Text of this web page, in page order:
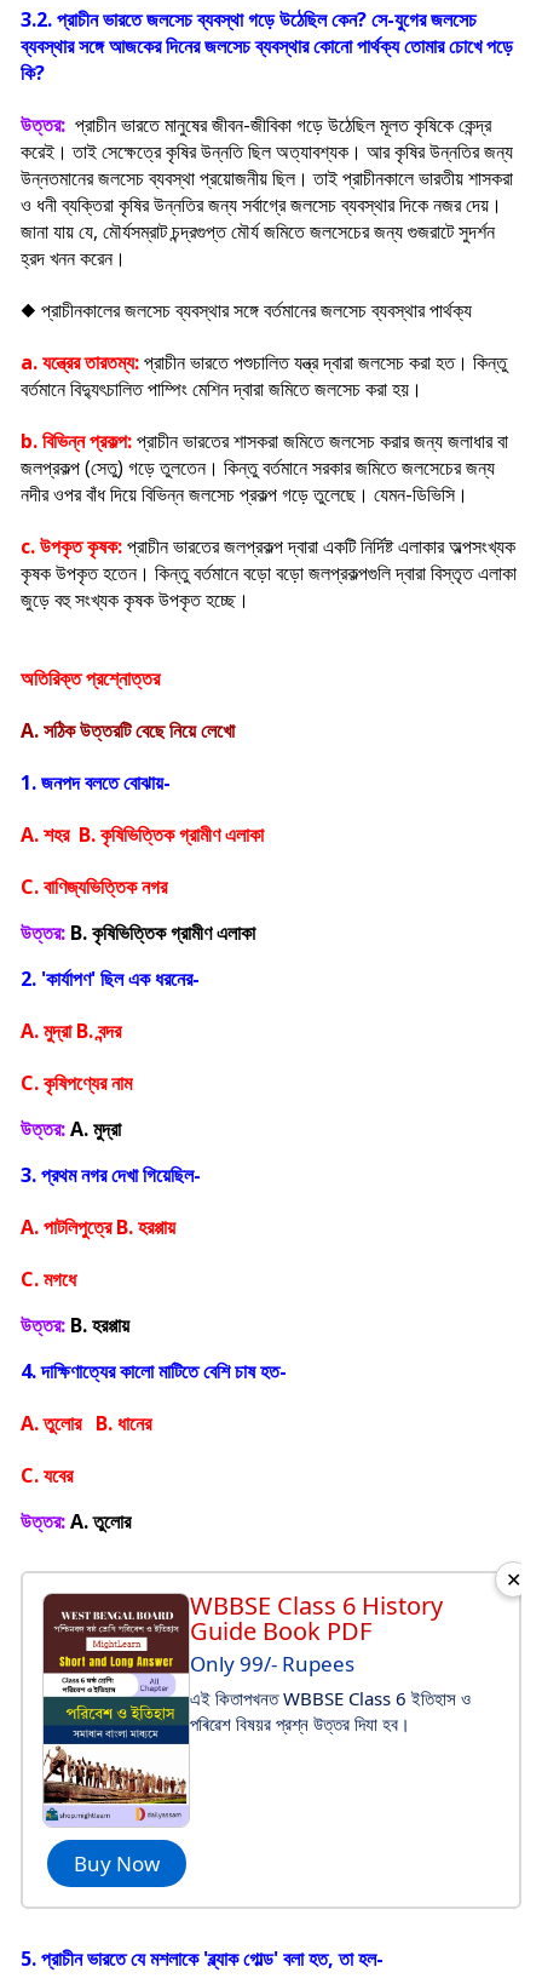
3.2. প্রাচীন ভারতে জলসেচ ব্যবস্থা গড়ে উঠেছিল কেন? সে-যুগের জলসেচ
ব্যবস্থার সঙ্গে আজকের দিনের জলসেচ ব্যবস্থার কোনো পার্থক্য তোমার চোখে পড়ে
কি?
উত্তর: প্রাচীন ভারতে মানুষের জীবন-জীবিকা গড়ে উঠেছিল মূলত কৃষিকে কেন্দ্র
করেই। তাই সেক্ষেত্রে কৃষির উন্নতি ছিল অত্যাবশ্যক। আর কৃষির উন্নতির জন্য
উন্নতমানের জলসেচ ব্যবস্থা প্রয়োজনীয় ছিল। তাই প্রাচীনকালে ভারতীয় শাসকরা
ও ধনী ব্যক্তিরা কৃষির উন্নতির জন্য সর্বাগ্রে জলসেচ ব্যবস্থার দিকে নজর দেয়।
জানা যায় যে, মৌর্যসম্রাট চন্দ্রগুপ্ত মৌর্য জমিতে জলসেচের জন্য গুজরাটে সুদর্শন
হ্রদ খনন করেন।
◆ প্রাচীনকালের জলসেচ ব্যবস্থার সঙ্গে বর্তমানের জলসেচ ব্যবস্থার পার্থক্য
a. যন্ত্রের তারতম্য:প্রাচীন ভারতে পশুচালিত যন্ত্র দ্বারা জলসেচ করা হত। কিন্তু
বর্তমানে বিদ্যুৎচালিত পাম্পিং মেশিন দ্বারা জমিতে জলসেচ করা হয়।
b. বিভিন্ন প্রকল্প:প্রাচীন ভারতের শাসকরা জমিতে জলসেচ করার জন্য জলাধার বা
জলপ্রকল্প (সেতু) গড়ে তুলতেন। কিন্তু বর্তমানে সরকার জমিতে জলসেচের জন্য
নদীর ওপর বাঁধ দিয়ে বিভিন্ন জলসেচ প্রকল্প গড়ে তুলেছে। যেমন-ডিভিসি।
c. উপকৃত কৃষক:প্রাচীন ভারতের জলপ্রকল্প দ্বারা একটি নির্দিষ্ট এলাকার অল্পসংখ্যক
কৃষক উপকৃত হতেন। কিন্তু বর্তমানে বড়ো বড়ো জলপ্রকল্পগুলি দ্বারা বিস্তৃত এলাকা
জুড়ে বহু সংখ্যক কৃষক উপকৃত হচ্ছে।
অতিরিক্ত প্রশ্নোত্তর
A. সঠিক উত্তরটি বেছে নিয়ে লেখো
1. জনপদ বলতে বোঝায়-
A. শহর B. কৃষিভিত্তিক গ্রামীণ এলাকা
C. বাণিজ্যভিত্তিক নগর
উত্তর: B. কৃষিভিত্তিক গ্রামীণ এলাকা
2. 'কার্যাপণ' ছিল এক ধরনের-
A. মুদ্রা B. বন্দর
C. কৃষিপণ্যের নাম
উত্তর:A. মুদ্রা
3. প্রথম নগর দেখা গিয়েছিল-
A. পাটলিপুত্রে B. হরপ্পায়
C. মগধে
উত্তর: B. হরপ্পায়
4. দাক্ষিণাত্যের কালো মাটিতে বেশি চাষ হত-
A. তুলোর B. ধানের
C. যবের
উত্তর:A. তুলোর
Buy Now
WBBSE Class 6 History
Guide Book PDF
Only 99/- Rupees
এই কিতাপখনত WBBSE Class 6 ইতিহাস ও
পৰিৱেশ বিষয়র প্রশ্ন উত্তর দিযা হব।
✕
5. প্রাচীন ভারতে যে মশলাকে 'ব্ল্যাক গোল্ড' বলা হত, তা হল-